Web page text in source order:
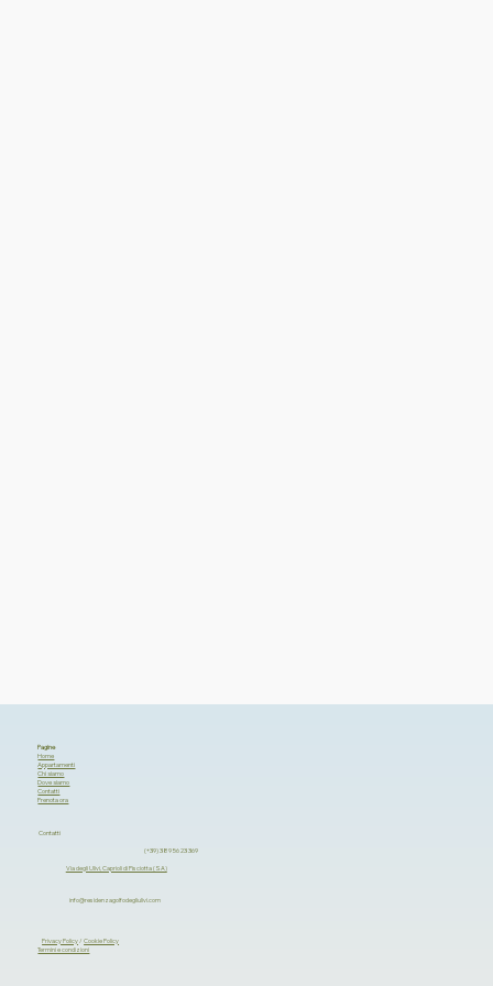
Pagine
Home
Appartamenti
Chi siamo
Dove siamo
Contatti
Prenota ora
Contatti
(+39) 389 56 23 369
Via degli Ulivi, Caprioli di Pisciotta (SA)
info@residenzagolfodegliulivi.com
Privacy Policy /Cookie Policy
Termini e condizioni